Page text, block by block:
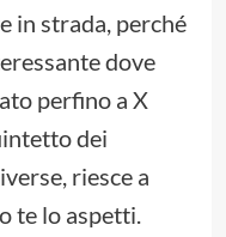
in strada, perché
dove
perfino a X
dei
riesce a
te lo aspetti.